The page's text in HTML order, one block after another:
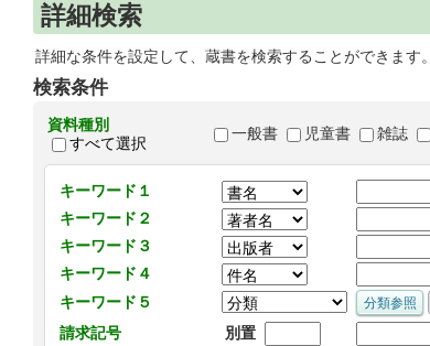
詳細検索
詳細な条件を設定して、蔵書を検索することができます。
検索条件
資料種別
すべて選択
一般書 児童書 雑誌
キーワード１
キーワード２
キーワード３
キーワード４
キーワード５
請求記号
別置